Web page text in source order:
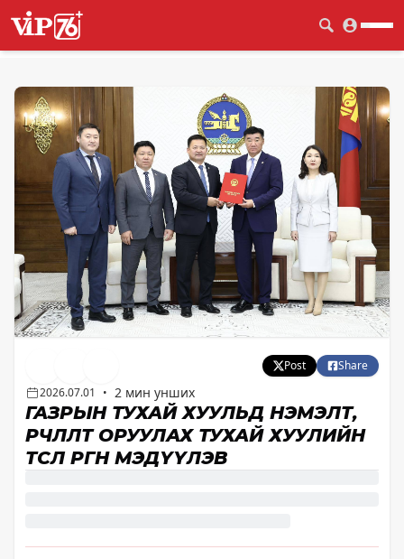
Post
Share
2026.07.01
• 2 мин унших
ГАЗРЫН ТУХАЙ ХУУЛЬД НЭМЭЛТ,
ӨӨРЧЛӨЛТ ОРУУЛАХ ТУХАЙ ХУУЛИЙН
ТӨСӨЛ ӨРГӨН МЭДҮҮЛЭВ